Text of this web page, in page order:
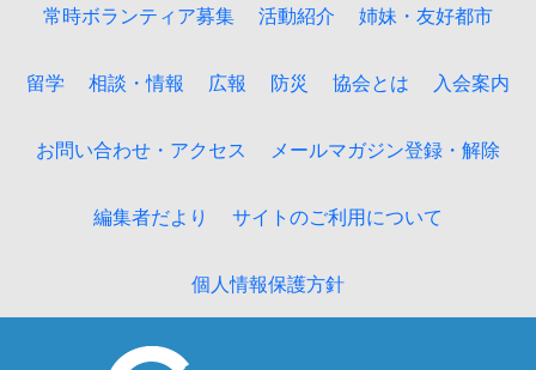
常時ボランティア募集 活動紹介 姉妹・友好都市
留学 相談・情報 広報 防災 協会とは 入会案内
お問い合わせ・アクセス メールマガジン登録・解除
編集者だより サイトのご利用について
個人情報保護方針